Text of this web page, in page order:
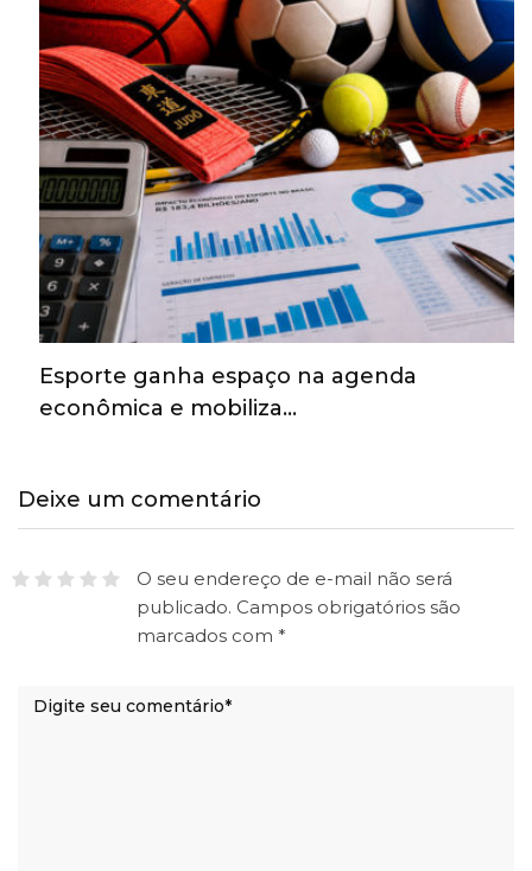
Esporte ganha espaço na agenda
econômica e mobiliza…
Deixe um comentário
O seu endereço de e-mail não será
publicado. Campos obrigatórios são
marcados com *